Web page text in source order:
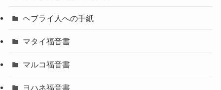
ヘブライ人への手紙
マタイ福音書
マルコ福音書
ヨハネ福音書